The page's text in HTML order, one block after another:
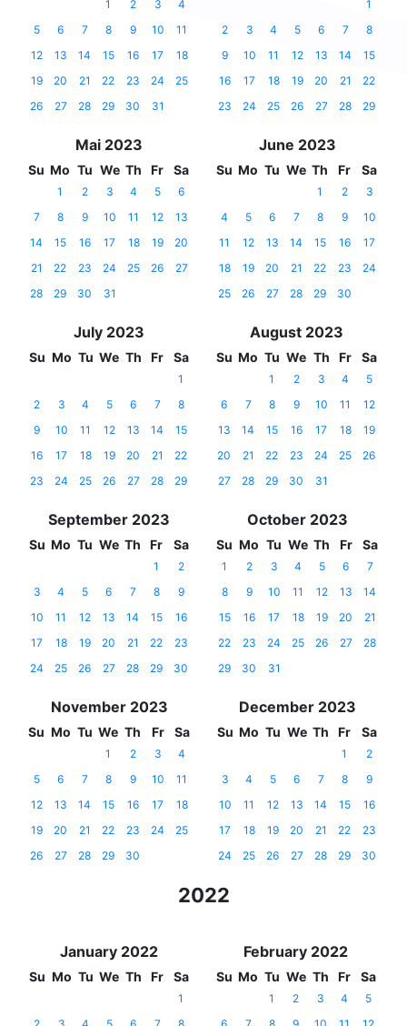
1 2 3
4
5
6 7 8 9 10
11
12
13 14 15 16 17
18
19
20 21 22 23 24
25
26
27 28 29 30 31
1
2
3 4 5 6 7
8
9
10 11 12 13 14
15
16
17 18 19 20 21
22
23
24 25 26 27 28 29
Mai 2023
Su Mo Tu We Th Fr Sa
1 2 3 4 5
6
7
8 9 10 11 12
13
14
15 16 17 18 19
20
21
22 23 24 25 26
27
28
29 30 31
June 2023
Su Mo Tu We Th Fr Sa
1 2
3
4
5 6 7 8 9
10
11
12 13 14 15 16
17
18
19 20 21 22 23
24
25
26 27 28 29 30
July 2023
Su Mo Tu We Th Fr Sa
1
2
3 4 5 6 7
8
9
10 11 12 13 14
15
16
17 18 19 20 21
22
23
24 25 26 27 28 29
August 2023
Su Mo Tu We Th Fr Sa
1 2 3 4
5
6
7 8 9 10 11
12
13
14 15 16 17 18
19
20
21 22 23 24 25
26
27
28 29 30 31
September 2023
Su Mo Tu We Th Fr Sa
1
2
3
4 5 6 7 8
9
10
11 12 13 14 15
16
17
18 19 20 21 22
23
24
25 26 27 28 29 30
October 2023
Su Mo Tu We Th Fr Sa
1 2 3 4 5 6
7
8
9 10 11 12 13
14
15
16 17 18 19 20
21
22
23 24 25 26 27
28
29
30 31
November 2023
Su Mo Tu We Th Fr Sa
1 2 3
4
5
6 7 8 9 10
11
12
13 14 15 16 17
18
19
20 21 22 23 24
25
26
27 28 29 30
December 2023
Su Mo Tu We Th Fr Sa
1
2
3
4 5 6 7 8
9
10
11 12 13 14 15
16
17
18 19 20 21 22
23
24
25 26 27 28 29 30
2022
January 2022
Su Mo Tu We Th Fr Sa
1
February 2022
Su Mo Tu We Th Fr Sa
1 2 3 4
5